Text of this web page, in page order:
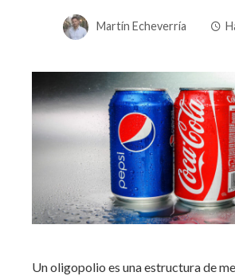
Martín Echeverría
Un oligopolio es una estructura de